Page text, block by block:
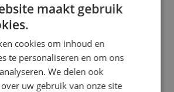
Klimaatinstallaties
WKO systeem
maakt gebruik
cookies om inhoud en
te personaliseren en om ons
We delen ook
uw gebruik van onze site